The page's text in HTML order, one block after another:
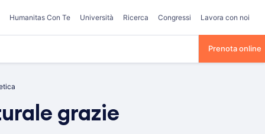
Humanitas Con Te Università Ricerca Congressi Lavora con noi
Prenota online
grazie